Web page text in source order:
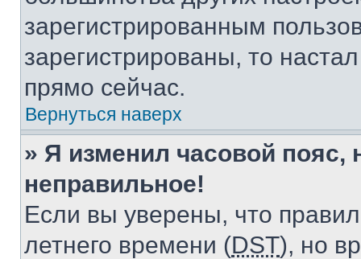
зарегистрированным
зарегистрированы, то
прямо сейчас.
Вернуться наверх
» Я изменил часовой пояс,
неправильное!
Если вы уверены, что
летнего времени (DST), но